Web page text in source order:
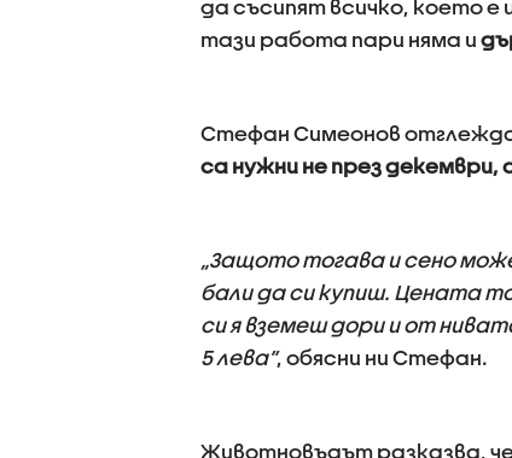
да съсипят всичко, което
тази работа пари няма и
Стефан Симеонов
са нужни не през декември,
„Защото тогава и сено
бали да си купиш. Цената
си я вземеш дори и от
5 лева”, обясни ни Стефан.
Животновъдът разказва,